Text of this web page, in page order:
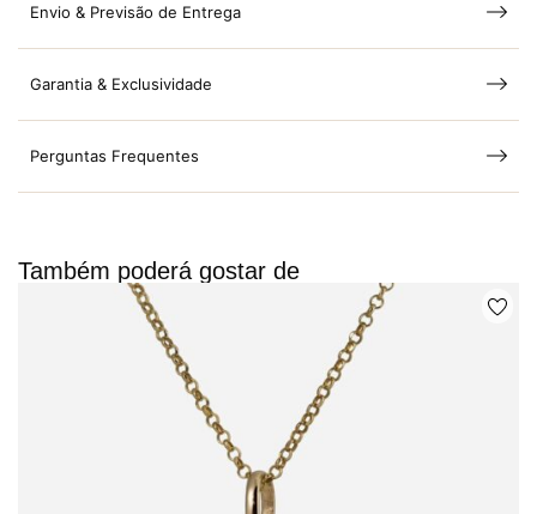
Envio & Previsão de Entrega
Garantia & Exclusividade
Perguntas Frequentes
Também poderá gostar de